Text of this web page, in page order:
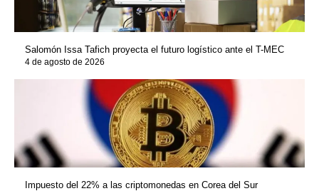
Salomón Issa Tafich proyecta el futuro logístico ante el T-MEC
4 de agosto de 2026
Impuesto del 22% a las criptomonedas en Corea del Sur